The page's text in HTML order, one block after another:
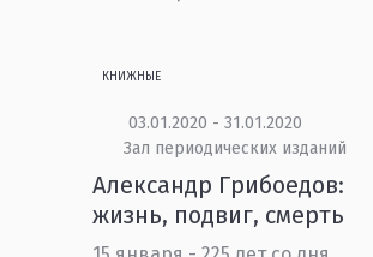
КНИЖНЫЕ
03.01.2020 - 31.01.2020
Зал периодических изданий
Александр Грибоедов:
жизнь, подвиг, смерть